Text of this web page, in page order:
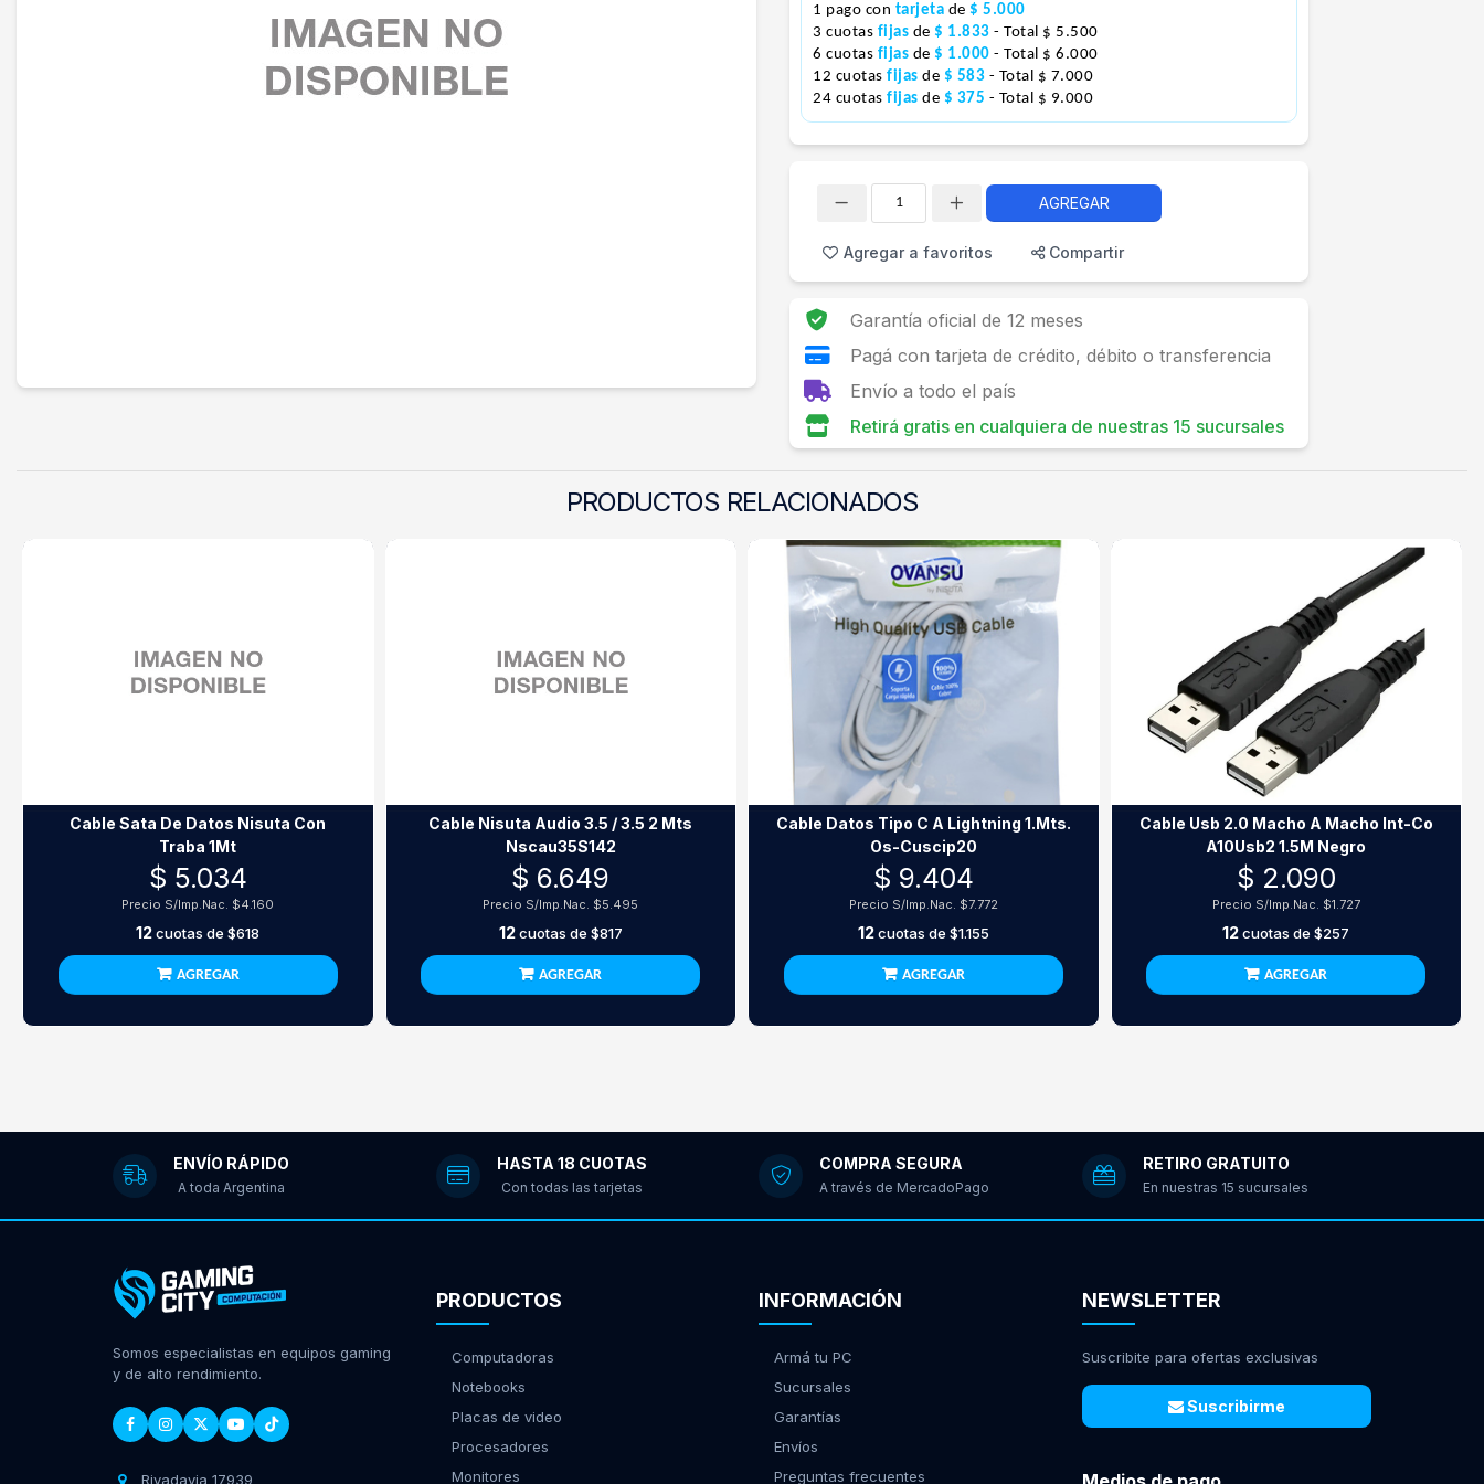
1 pago con tarjeta de $ 5.000
3 cuotas fijas de $ 1.833 - Total $ 5.500
6 cuotas fijas de $ 1.000 - Total $ 6.000
12 cuotas fijas de $ 583 - Total $ 7.000
24 cuotas fijas de $ 375 - Total $ 9.000
AGREGAR
Agregar a favoritos Compartir
Garantía oficial de 12 meses
Pagá con tarjeta de crédito, débito o transferencia
Envío a todo el país
Retirá gratis en cualquiera de nuestras 15 sucursales
PRODUCTOS RELACIONADOS
Cable Sata De Datos Nisuta Con
Traba 1Mt
$ 5.034
Precio S/Imp.Nac. $4.160
12cuotas de$618
AGREGAR
Cable Nisuta Audio 3.5 / 3.5 2 Mts
Nscau35S142
$ 6.649
Precio S/Imp.Nac. $5.495
12cuotas de $817
AGREGAR
Cable Datos Tipo C A Lightning 1.Mts.
Os-Cuscip20
$ 9.404
Precio S/Imp.Nac. $7.772
12cuotas de $1.155
AGREGAR
Cable Usb 2.0 Macho A Macho Int-Co
A10Usb2 1.5M Negro
$ 2.090
Precio S/Imp.Nac. $1.727
12cuotas de$257
AGREGAR
ENVÍO RÁPIDO
A toda Argentina
HASTA 18 CUOTAS
Con todas las tarjetas
COMPRA SEGURA
A través de MercadoPago
RETIRO GRATUITO
En nuestras 15 sucursales
Somos especialistas en equipos gaming
y de alto rendimiento.
Rivadavia 17939
PRODUCTOS
Computadoras
Notebooks
Placas de video
Procesadores
Monitores
INFORMACIÓN
Armá tu PC
Sucursales
Garantías
Envíos
Preguntas frecuentes
NEWSLETTER
Suscribite para ofertas exclusivas
Suscribirme